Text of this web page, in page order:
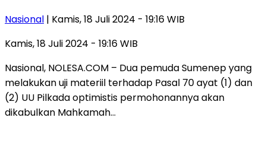
Nasional | Kamis, 18 Juli 2024 - 19:16 WIB
Kamis, 18 Juli 2024 - 19:16 WIB
Nasional, NOLESA.COM – Dua pemuda Sumenep yang
melakukan uji materiil terhadap Pasal 70 ayat (1) dan
(2) UU Pilkada optimistis permohonannya akan
dikabulkan Mahkamah…